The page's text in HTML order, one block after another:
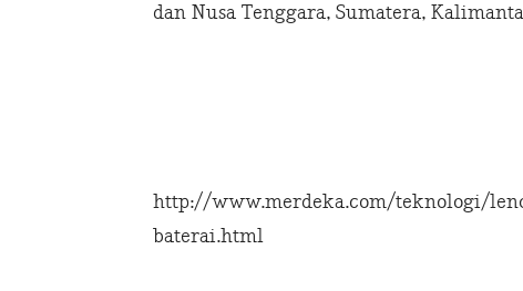
dan Nusa Tenggara, Sumatera,
http://www.merdeka.com/teknologi/
baterai.html